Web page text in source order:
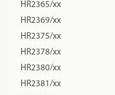
HR2365/xx
HR2369/xx
HR2375/xx
HR2378/xx
HR2380/xx
HR2381/xx